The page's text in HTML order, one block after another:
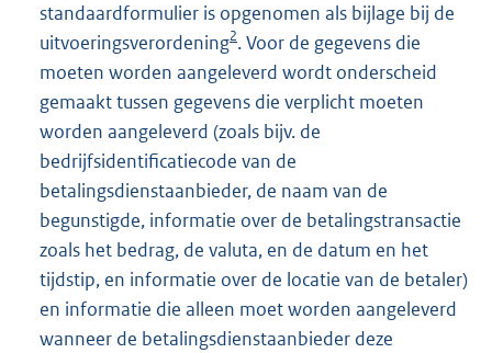
standaardformulier is opgenomen als bijlage bij de
uitvoeringsverordening2. Voor de gegevens die
moeten worden aangeleverd wordt onderscheid
gemaakt tussen gegevens die verplicht moeten
worden aangeleverd (zoals bijv. de
bedrijfsidentificatiecode van de
betalingsdienstaanbieder, de naam van de
begunstigde, informatie over de betalingstransactie
zoals het bedrag, de valuta, en de datum en het
tijdstip, en informatie over de locatie van de betaler)
en informatie die alleen moet worden aangeleverd
wanneer de betalingsdienstaanbieder deze